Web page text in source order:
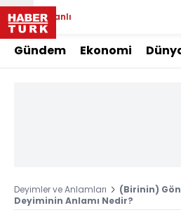
Canlı
Gündem Ekonomi
Deyimler ve Anlamları
(Birinin)
Deyiminin Anlamı Nedir?